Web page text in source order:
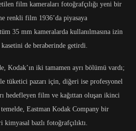
film kameraları fotoğrafçılığı yeni bir
renkli film 1936’da piyasaya
35 mm kameralarda kullanılmasına izin
de beraberinde getirdi.
Kodak’ın iki tamamen ayrı bölümü vardı;
tüketici pazarı için, diğeri ise profesyonel
hedefleyen film ve kağıttan oluşan ikinci
Eastman Kodak Company bir
bazlı fotoğrafçılıktı.